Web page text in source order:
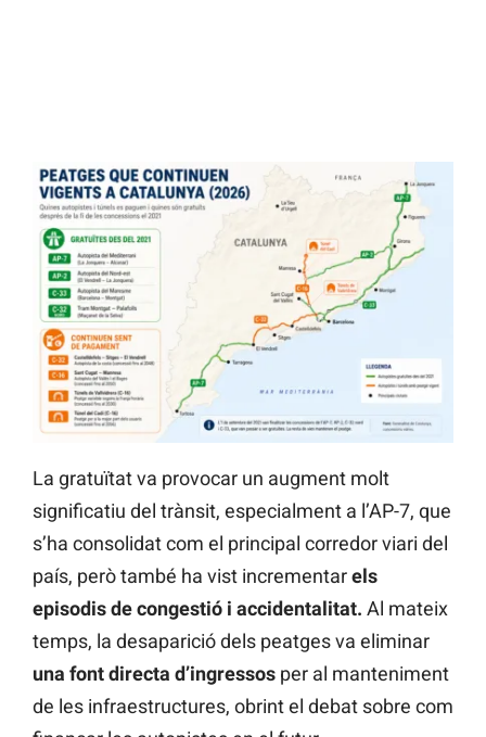
La gratuïtat va provocar un augment molt
significatiu del trànsit, especialment a l’AP-7, que
s’ha consolidat com el principal corredor viari del
país, però també ha vist incrementarels
episodis de congestió i accidentalitat. Al mateix
temps, la desaparició dels peatges va eliminar
una font directa d’ingressos per al manteniment
de les infraestructures, obrint el debat sobre com